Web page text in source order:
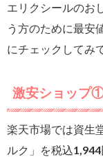
エリクシールのお
う方のために最安
にチェックしてみ
激安ショップ
楽天市場では資生
ルク」を税込